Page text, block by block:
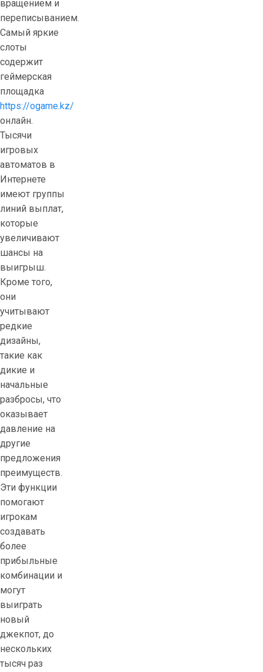
вращением и
переписыванием.
Самый яркие
слоты
содержит
геймерская
площадка
https://ogame.kz/
онлайн.
Тысячи
игровых
автоматов в
Интернете
имеют группы
линий выплат,
которые
увеличивают
шансы на
выигрыш.
Кроме того,
они
учитывают
редкие
дизайны,
такие как
дикие и
начальные
разбросы, что
оказывает
давление на
другие
предложения
преимуществ.
Эти функции
помогают
игрокам
создавать
более
прибыльные
комбинации и
могут
выиграть
новый
джекпот, до
нескольких
тысяч раз